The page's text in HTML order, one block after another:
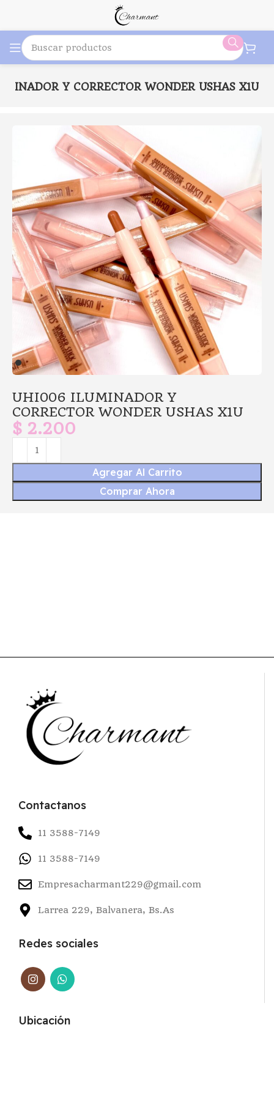
Y CORRECTOR WONDER USHAS X1U
UHI006 ILUMINADOR Y
CORRECTOR WONDER USHAS X1U
$ 2.200
Agregar Al Carrito
Comprar Ahora
Contactanos
11 3588-7149
11 3588-7149
Empresacharmant229@gmail.com
Larrea 229, Balvanera, Bs.As
Redes sociales
Ubicación